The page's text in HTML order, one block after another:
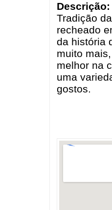
Descrição:
Tradição
recheado
da história
muito
melhor na
uma
gostos.